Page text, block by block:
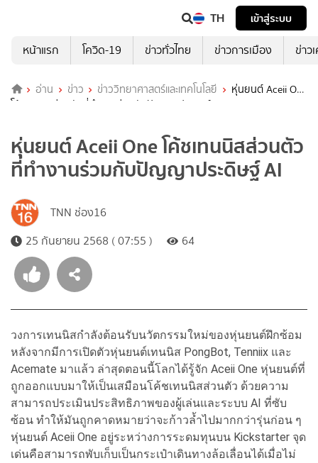
TH
เข้าสู่ระบบ
หน้าแรก
โควิด-19 ข่าวทั่วไทย ข่าวการเมือง ข่าว
อ่าน ข่าว ข่าววิทยาศาสตร์และเทคโนโลยี
หุ่นยนต์ Aceii One
โค้ชเทนนิสส่วนตัวที่ทำงานร่วมกับปัญญาประดิษฐ์ AI
หุ่นยนต์ Aceii One โค้ชเทนนิสส่วนตัว
ที่ทำงานร่วมกับปัญญาประดิษฐ์ AI
TNN ช่อง16
25 กันยายน 2568 ( 07:55 )
64
วงการเทนนิสกำลังต้อนรับนวัตกรรมใหม่ของหุ่นยนต์ฝึกซ้อม
หลังจากมีการเปิดตัวหุ่นยนต์เทนนิส PongBot, Tenniix และ
Acemate มาแล้ว ล่าสุดตอนนี้โลกได้รู้จัก Aceii One หุ่นยนต์ที่
ถูกออกแบบมาให้เป็นเสมือนโค้ชเทนนิสส่วนตัว ด้วยความ
สามารถประเมินประสิทธิภาพของผู้เล่นและระบบ AI ที่ซับ
ซ้อน ทำให้มันถูกคาดหมายว่าจะก้าวล้ำไปมากกว่ารุ่นก่อน ๆ
หุ่นยนต์ Aceii One อยู่ระหว่างการระดมทุนบน Kickstarter จุด
เด่นคือสามารถพับเก็บเป็นกระเป๋าเดินทางล้อเลื่อนได้เมื่อไม่